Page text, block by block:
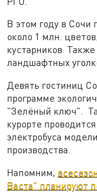
В этом году в Сочи
около 1 млн.
кустарников.
ландшафтных
Девять гостиниц
программе
"Зелёный ключ".
курорте
электробуса
производства.
Напомним,
Васта" планируют